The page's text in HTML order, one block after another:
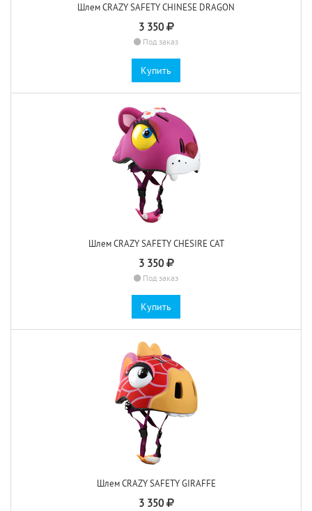
Шлем CRAZY SAFETY CHINESE DRAGON
3 350
Под заказ
Купить
Шлем CRAZY SAFETY CHESIRE CAT
3 350
Под заказ
Купить
Шлем CRAZY SAFETY GIRAFFE
3 350